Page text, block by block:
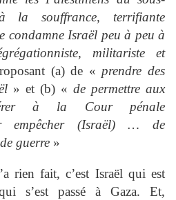
la souffrance, terrifiante
condamne Israël peu à peu à
militariste et
(a) de «prendre des
» et (b) «de permettre aux
à la Cour pénale
empêcher (Israël) … de
guerre »
rien fait, c’est Israël qui est
s’est passé à Gaza. Et,